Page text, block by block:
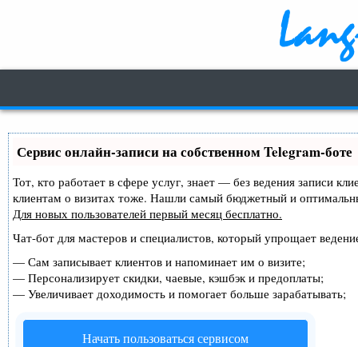
Сервис онлайн-записи на собственном Telegram-боте
Тот, кто работает в сфере услуг, знает — без ведения записи
клиентам о визитах тоже. Нашли самый бюджетный и
Для новых пользователей первый месяц бесплатно.
Чат-бот для мастеров и специалистов, который упрощает
— Сам записывает клиентов и напоминает им о визите;
— Персонализирует скидки, чаевые, кэшбэк и предоплаты;
— Увеличивает доходимость и помогает больше зарабатывать;
Начать пользоваться сервисом